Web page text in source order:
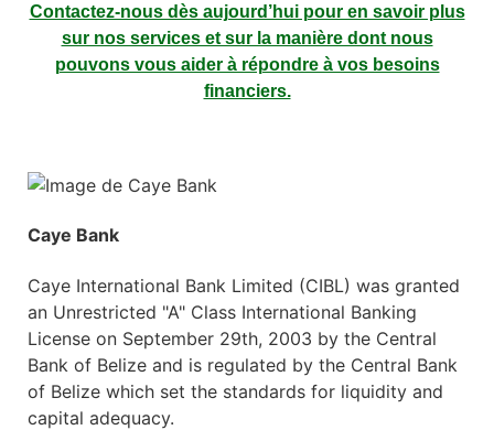
Contactez-nous dès aujourd’hui pour en savoir plus
sur nos services et sur la manière dont nous
pouvons vous aider à répondre à vos besoins
financiers.
Caye Bank
Caye International Bank Limited (CIBL) was granted
an Unrestricted "A" Class International Banking
License on September 29th, 2003 by the Central
Bank of Belize and is regulated by the Central Bank
of Belize which set the standards for liquidity and
capital adequacy.